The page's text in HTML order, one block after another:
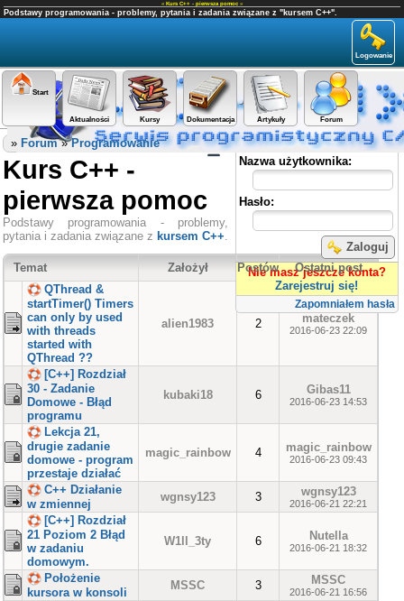
« Kurs C++ - pierwsza pomoc »
Podstawy programowania - problemy, pytania i zadania związane z "kursem C++".
Logowanie
Start
Aktualności Kursy Dokumentacja Artykuły Forum
Panel użytkownika
Nazwa użytkownika:
Hasło:
Zaloguj
Nie masz jeszcze konta?
Zarejestruj się!
Zapomniałem hasła
» Forum»Programowanie
Kurs C++ -
pierwsza pomoc
Podstawy programowania - problemy,
pytania i zadania związane z kursem C++.
Temat Założył Postów
Ostatni post
QThread &
startTimer() Timers
can only by used
with threads
started with
QThread ??
alien1983 2 mateczek
2016-06-23 22:09
[C++] Rozdział
30 - Zadanie
Domowe - Błąd
programu
kubaki18 6 Gibas11
2016-06-23 14:53
Lekcja 21,
drugie zadanie
domowe - program
przestaje działać
magic_rainbow 4 magic_rainbow
2016-06-23 09:43
C++ Działanie
w zmiennej
wgnsy123 3 wgnsy123
2016-06-21 22:21
[C++] Rozdział
21 Poziom 2 Błąd
w zadaniu
domowym.
W1ll_3ty 6 Nutella
2016-06-21 18:32
Położenie
kursora w konsoli
MSSC 3 MSSC
2016-06-21 16:56